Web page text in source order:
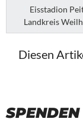
Eisstadion
Landkreis
Diesen
SPENDEN